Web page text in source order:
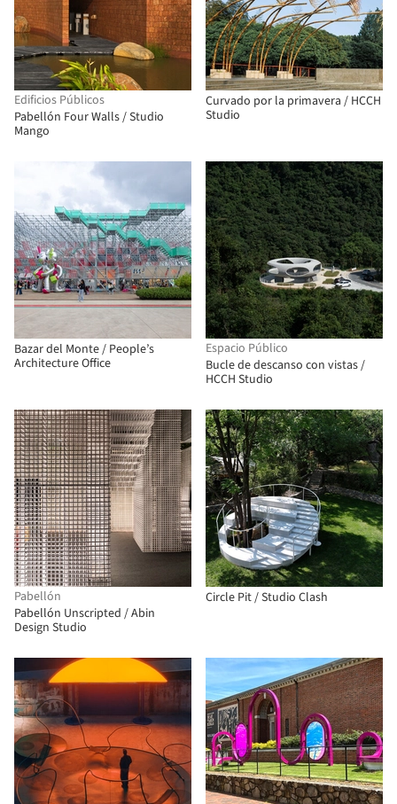
Edificios Públicos
Pabellón Four Walls / Studio
Mango
Curvado por la primavera / HCCH
Studio
Bazar del Monte / People’s
Architecture Office
Espacio Público
Bucle de descanso con vistas /
HCCH Studio
Pabellón
Pabellón Unscripted / Abin
Design Studio
Circle Pit / Studio Clash